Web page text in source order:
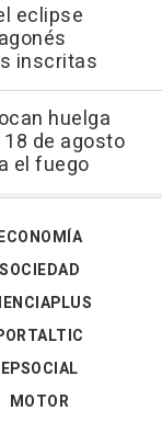
eclipse
inscritas
huelga
de agosto
el fuego
SOCIEDAD
EPSOCIAL
MOTOR